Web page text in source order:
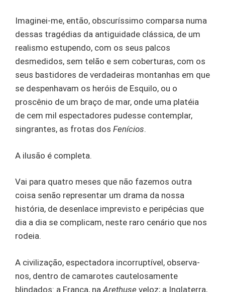
Imaginei-me, então, obscuríssimo comparsa numa
dessas tragédias da antiguidade clássica, de um
realismo estupendo, com os seus palcos
desmedidos, sem telão e sem coberturas, com os
seus bastidores de verdadeiras montanhas em que
se despenhavam os heróis de Esquilo, ou o
proscênio de um braço de mar, onde uma platéia
de cem mil espectadores pudesse contemplar,
singrantes, as frotas dos Fenícios.
A ilusão é completa.
Vai para quatro meses que não fazemos outra
coisa senão representar um drama da nossa
história, de desenlace imprevisto e peripécias que
dia a dia se complicam, neste raro cenário que nos
rodeia.
A civilização, espectadora incorruptível, observa-
nos, dentro de camarotes cautelosamente
blindados: a França, na Arethuse veloz; a Inglaterra,